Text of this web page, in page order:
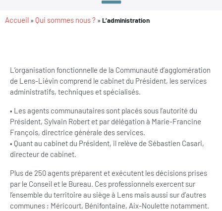
Accueil » Qui sommes nous ? » L’administration
L’organisation fonctionnelle de la Communauté d’agglomération
de Lens-Liévin comprend le cabinet du Président, les services
administratifs, techniques et spécialisés.
• Les agents communautaires sont placés sous l’autorité du
Président, Sylvain Robert et par délégation à Marie-Francine
François, directrice générale des services.
• Quant au cabinet du Président, il relève de Sébastien Casari,
directeur de cabinet.
Plus de 250 agents préparent et exécutent les décisions prises
par le Conseil et le Bureau. Ces professionnels exercent sur
l’ensemble du territoire au siège à Lens mais aussi sur d’autres
communes ; Méricourt, Bénifontaine, Aix-Noulette notamment.